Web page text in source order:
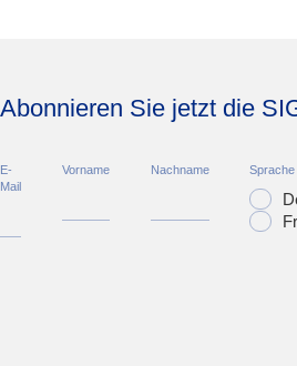
Abonnieren Sie jetzt die
E-
Mail
Vorname Nachname Sprache